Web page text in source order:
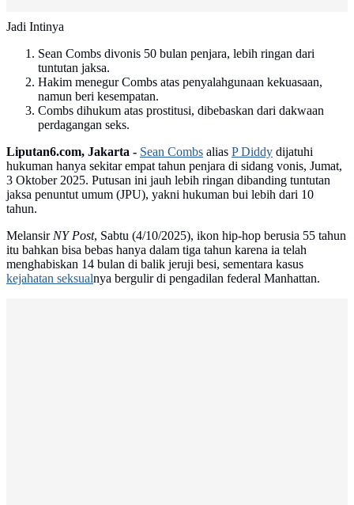
Jadi Intinya
Sean Combs divonis 50 bulan penjara, lebih ringan dari
tuntutan jaksa.
Hakim menegur Combs atas penyalahgunaan kekuasaan,
namun beri kesempatan.
Combs dihukum atas prostitusi, dibebaskan dari dakwaan
perdagangan seks.
Liputan6.com, Jakarta - Sean Combs alias P Diddy dijatuhi
hukuman hanya sekitar empat tahun penjara di sidang vonis, Jumat,
3 Oktober 2025. Putusan ini jauh lebih ringan dibanding tuntutan
jaksa penuntut umum (JPU), yakni hukuman bui lebih dari 10
tahun.
MelansirNY Post, Sabtu (4/10/2025), ikon hip-hop berusia 55 tahun
itu bahkan bisa bebas hanya dalam tiga tahun karena ia telah
menghabiskan 14 bulan di balik jeruji besi, sementara kasus
kejahatan seksualnya bergulir di pengadilan federal Manhattan.